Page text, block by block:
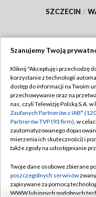
SZCZECIN /
Abonament TVP
Emisja w TVP
Centrum informacji
Naziemna Telewizja
Rada Programowa
System NOS
Szanujemy Twoją
Kliknij "Akceptuję i przechodzę
korzystanie z technologii
dostęp do informacji na Twoim
przechowywanie oraz na
nas, czyli Telewizję Polską S.A.
Zaufanych Partnerów z IAB*
Partnerów TVP (93 firm), w
zautomatyzowanego
mierzenia ich skuteczności) i
także zgody na udostępnianie
Twoje dane osobowe zbierane
poszczególnych serwisów
zapisywane za pomocą
WWW lub innych podobnych